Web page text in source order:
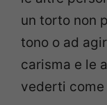
un torto non
tono o ad
carisma e le
vederti come